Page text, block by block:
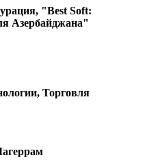
"Best Soft:
Азербайджана"
Торговля